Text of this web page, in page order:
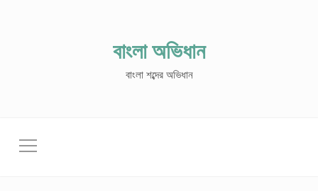
বাংলা অভিধান
বাংলা শব্দের অভিধান